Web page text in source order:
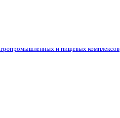
и пищевых комплексов